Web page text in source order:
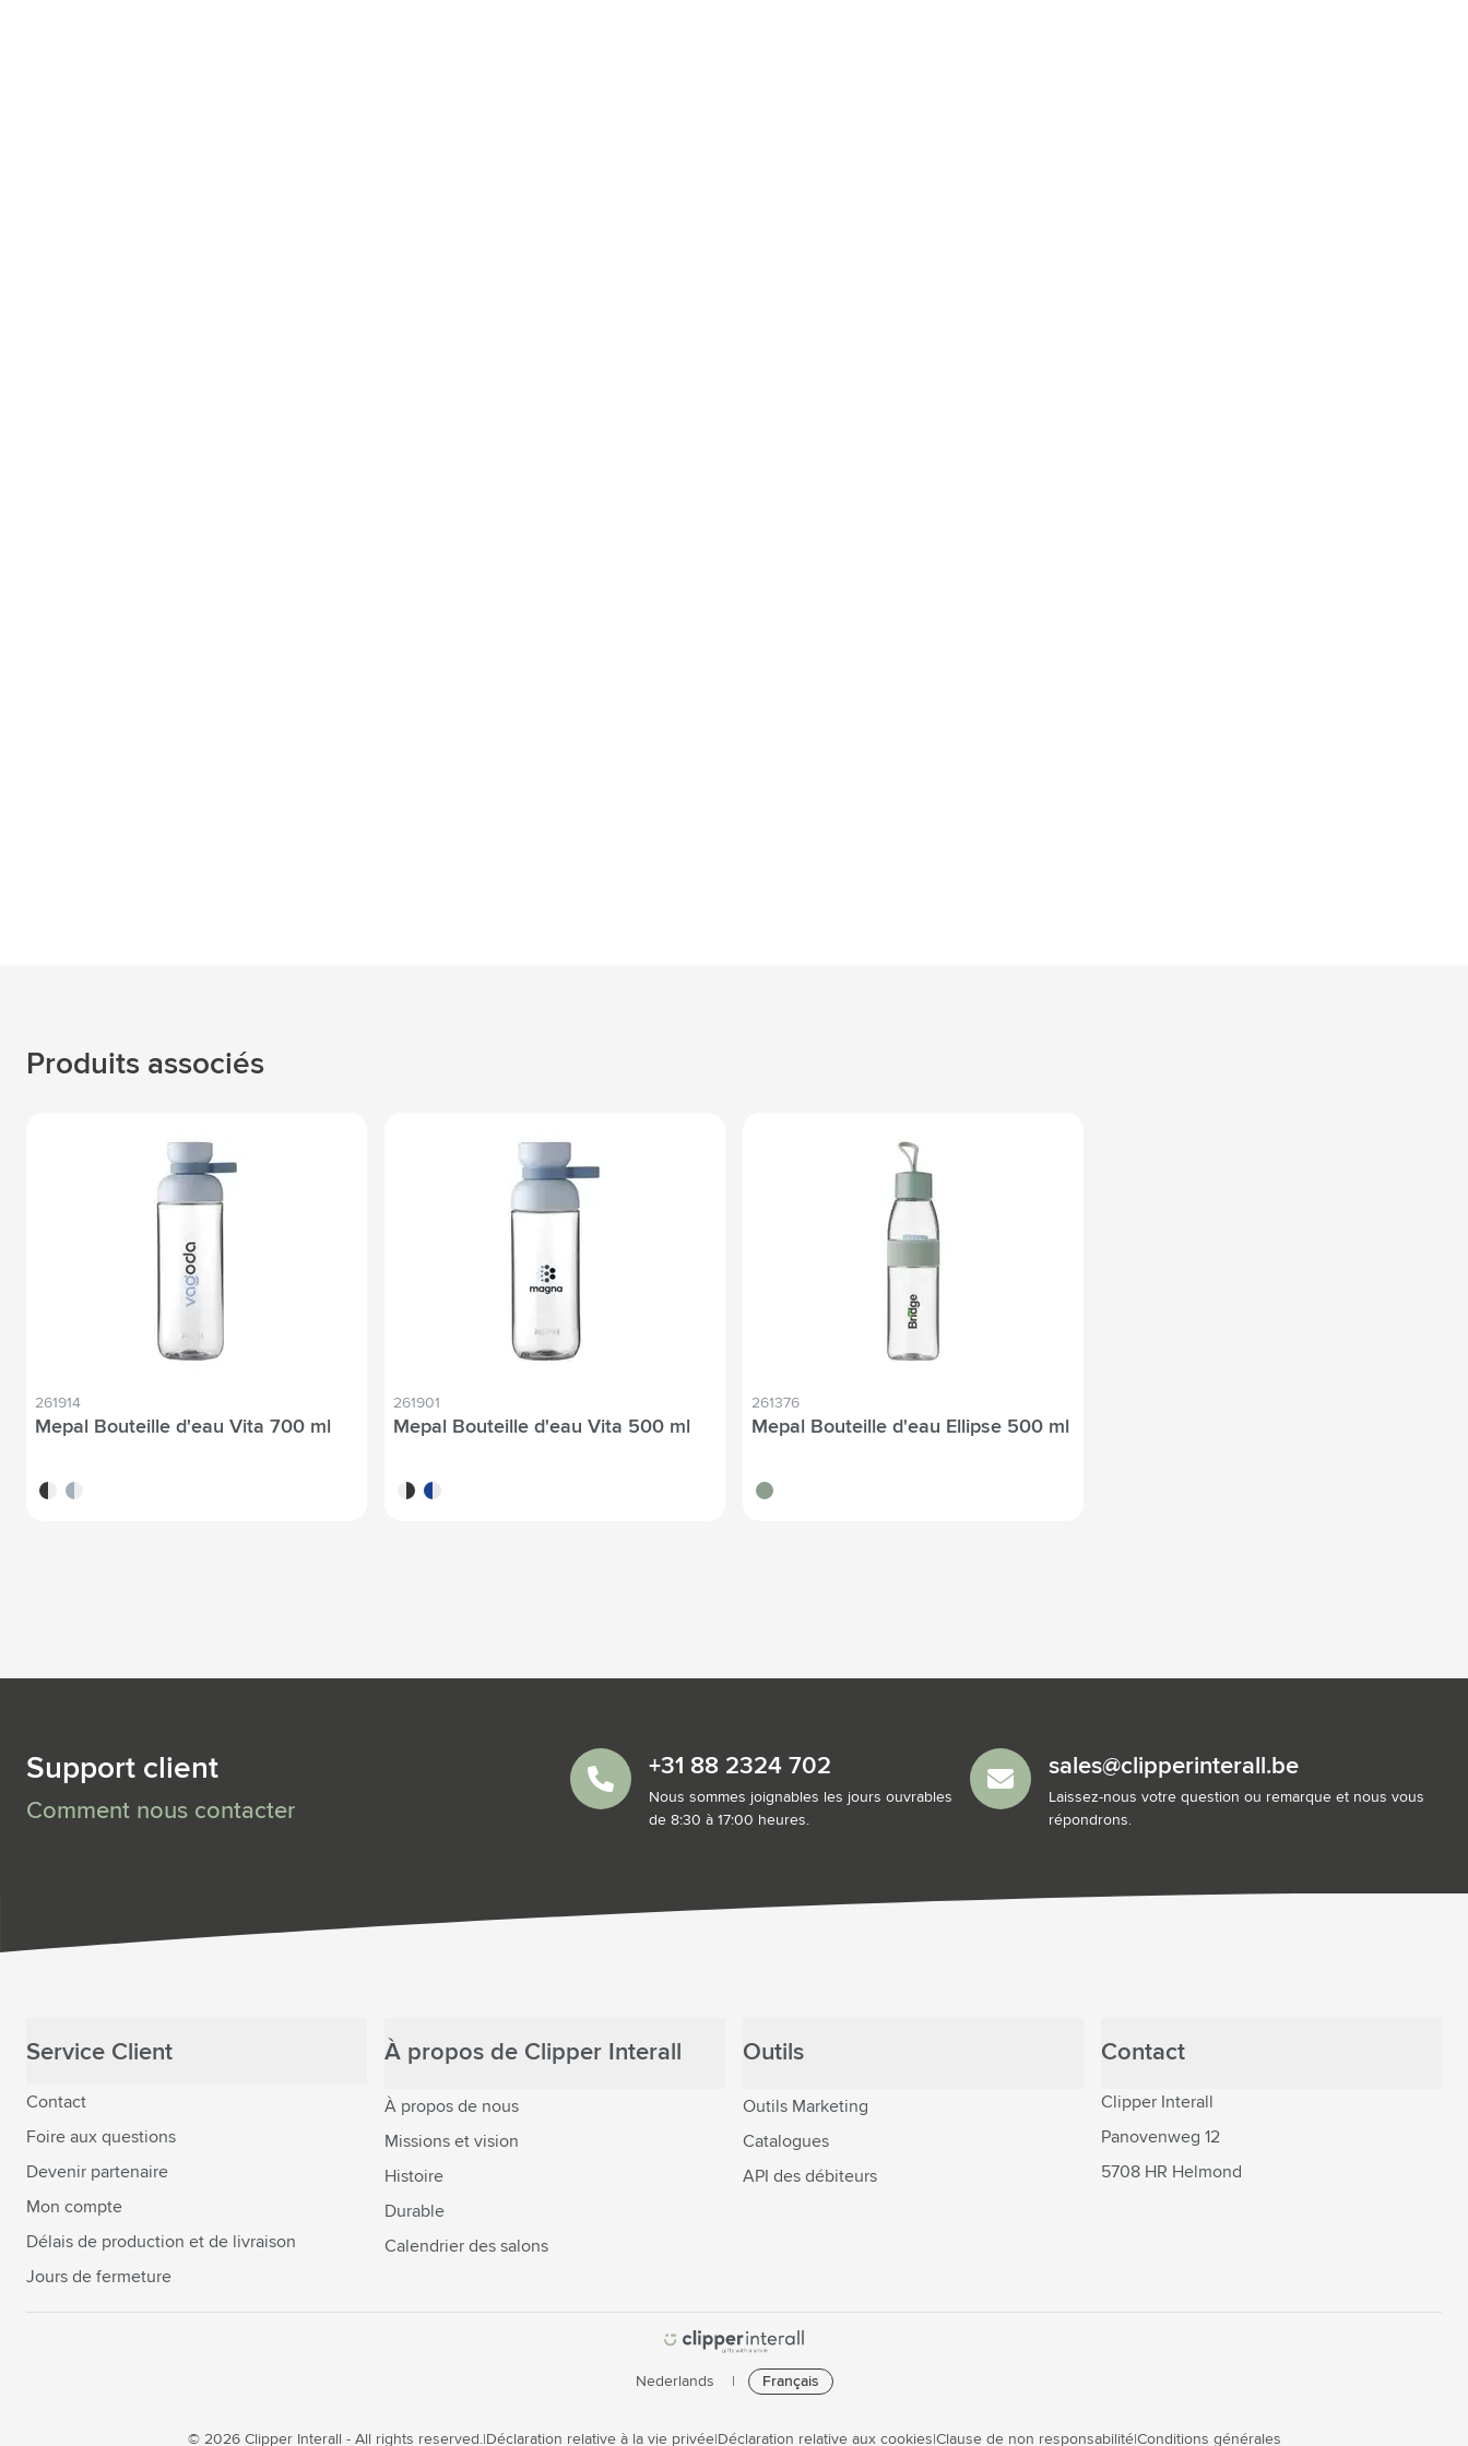
Produits associés
261914
Mepal Bouteille d'eau Vita 700 ml
noir bleu nordique
261901
Mepal Bouteille d'eau Vita 500 ml
noir bleu
261376
Mepal Bouteille d'eau Ellipse 500 ml
vert tilleul
Support client
Comment nous contacter
+31 88 2324 702
Nous sommes joignables les jours ouvrables
de 8:30 à 17:00 heures.
sales@clipperinterall.be
Laissez-nous votre question ou remarque et nous vous
répondrons.
Service Client
Contact
Foire aux questions
Devenir partenaire
Mon compte
Délais de production et de livraison
Jours de fermeture
À propos de Clipper Interall
À propos de nous
Missions et vision
Histoire
Durable
Calendrier des salons
Outils
Outils Marketing
Catalogues
API des débiteurs
Contact
Clipper Interall
Panovenweg 12
5708 HR Helmond
Nederlands Français
© 2026 Clipper Interall - All rights reserved. Déclaration relative à la vie privée Déclaration relative aux cookies Clause de non responsabilité Conditions générales